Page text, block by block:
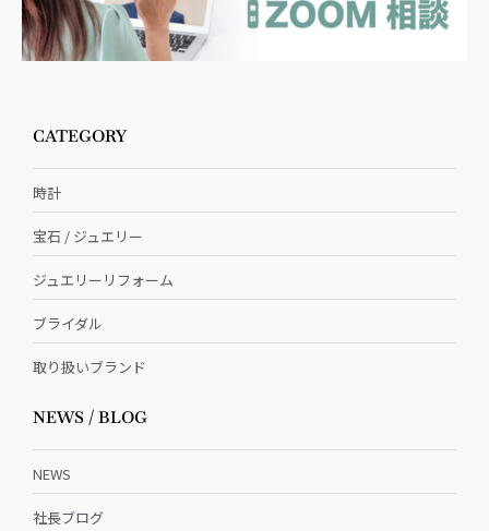
CATEGORY
時計
宝石 / ジュエリー
ジュエリーリフォーム
ブライダル
取り扱いブランド
NEWS / BLOG
NEWS
社長ブログ